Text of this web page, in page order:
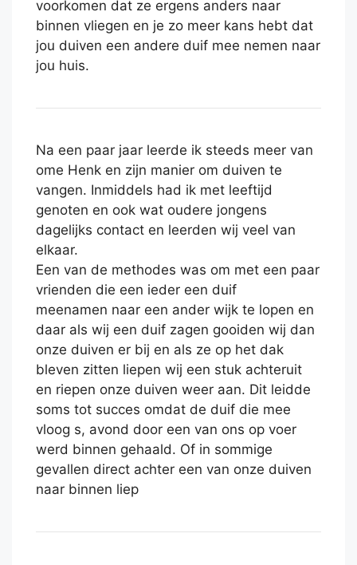
voorkomen dat ze ergens anders naar
binnen vliegen en je zo meer kans hebt dat
jou duiven een andere duif mee nemen naar
jou huis.
Na een paar jaar leerde ik steeds meer van
ome Henk en zijn manier om duiven te
vangen. Inmiddels had ik met leeftijd
genoten en ook wat oudere jongens
dagelijks contact en leerden wij veel van
elkaar.
Een van de methodes was om met een paar
vrienden die een ieder een duif
meenamen naar een ander wijk te lopen en
daar als wij een duif zagen gooiden wij dan
onze duiven er bij en als ze op het dak
bleven zitten liepen wij een stuk achteruit
en riepen onze duiven weer aan. Dit leidde
soms tot succes omdat de duif die mee
vloog s, avond door een van ons op voer
werd binnen gehaald. Of in sommige
gevallen direct achter een van onze duiven
naar binnen liep